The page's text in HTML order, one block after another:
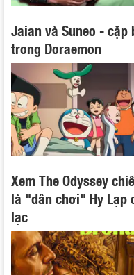
Jaian và Suneo -
trong Doraemon
Xem The Odyssey
là "dân chơi" Hy Lạp
lạc